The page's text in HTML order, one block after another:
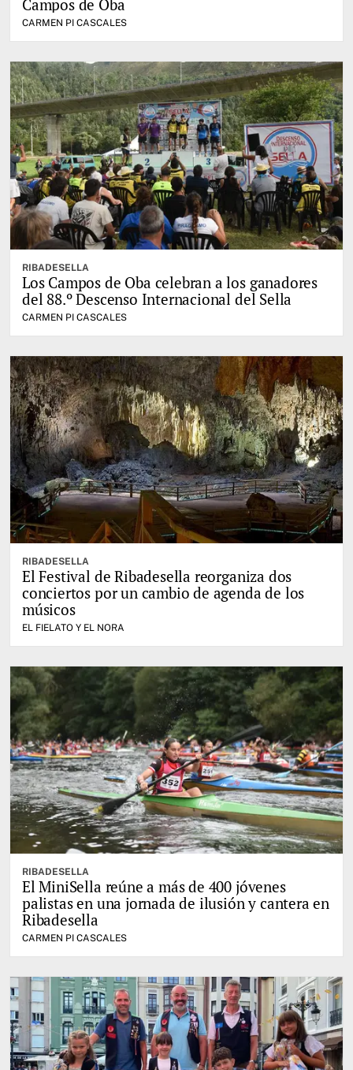
Campos de Oba
CARMEN PI CASCALES
RIBADESELLA
Los Campos de Oba celebran a los ganadores
del 88.º Descenso Internacional del Sella
CARMEN PI CASCALES
RIBADESELLA
El Festival de Ribadesella reorganiza dos
conciertos por un cambio de agenda de los
músicos
EL FIELATO Y EL NORA
RIBADESELLA
El MiniSella reúne a más de 400 jóvenes
palistas en una jornada de ilusión y cantera en
Ribadesella
CARMEN PI CASCALES